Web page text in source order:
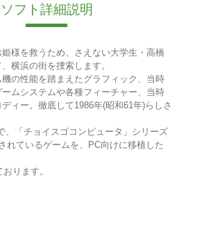
ソフト詳細説明
様を救うため、さえない大学生・高橋
横浜の街を捜索します。
の性能を踏まえたグラフィック、当時
ムシステムや各種フィーチャー、当時
ィー。徹底して1986年(昭和61年)らしさ
、「チョイスゴコンピュータ」シリーズ
れているゲームを、PC向けに移植した
ります。